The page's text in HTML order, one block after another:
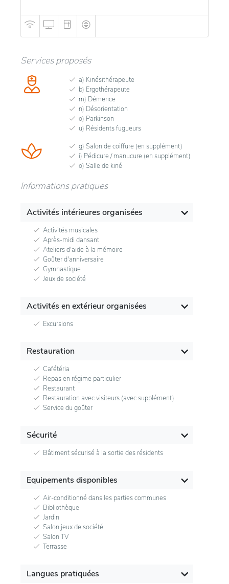
Services proposés
a) Kinésithérapeute
b) Ergothérapeute
m) Démence
n) Désorientation
o) Parkinson
u) Résidents fugueurs
g) Salon de coiffure (en supplément)
i) Pédicure / manucure (en supplément)
o) Salle de kiné
Informations pratiques
Activités intérieures organisées
Activités musicales
Après-midi dansant
Ateliers d'aide à la mémoire
Goûter d'anniversaire
Gymnastique
Jeux de société
Activités en extérieur organisées
Excursions
Restauration
Cafétéria
Repas en régime particulier
Restaurant
Restauration avec visiteurs (avec supplément)
Service du goûter
Sécurité
Bâtiment sécurisé à la sortie des résidents
Equipements disponibles
Air-conditionné dans les parties communes
Bibliothèque
Jardin
Salon jeux de société
Salon TV
Terrasse
Langues pratiquées